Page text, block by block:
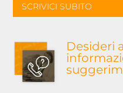
SCRIVICI SUBITO
Desideri